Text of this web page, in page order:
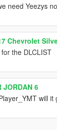
need Yeezys
Chevrolet
the DLCLIST
JORDAN 6
will